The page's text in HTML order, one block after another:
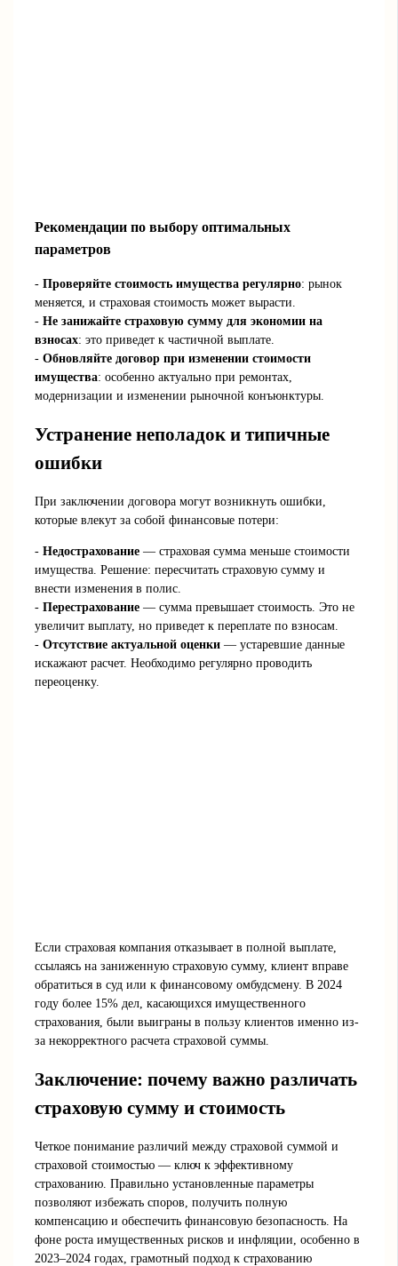
Рекомендации по выбору оптимальных
параметров
-Проверяйте стоимость имущества регулярно: рынок
меняется, и страховая стоимость может вырасти.
-Не занижайте страховую сумму для экономии на
взносах: это приведет к частичной выплате.
-Обновляйте договор при изменении стоимости
имущества: особенно актуально при ремонтах,
модернизации и изменении рыночной конъюнктуры.
Устранение неполадок и типичные
ошибки
При заключении договора могут возникнуть ошибки,
которые влекут за собой финансовые потери:
-Недострахование — страховая сумма меньше стоимости
имущества. Решение: пересчитать страховую сумму и
внести изменения в полис.
-Перестрахование — сумма превышает стоимость. Это не
увеличит выплату, но приведет к переплате по взносам.
-Отсутствие актуальной оценки — устаревшие данные
искажают расчет. Необходимо регулярно проводить
переоценку.
Если страховая компания отказывает в полной выплате,
ссылаясь на заниженную страховую сумму, клиент вправе
обратиться в суд или к финансовому омбудсмену. В 2024
году более 15% дел, касающихся имущественного
страхования, были выиграны в пользу клиентов именно из-
за некорректного расчета страховой суммы.
Заключение: почему важно различать
страховую сумму и стоимость
Четкое понимание различий между страховой суммой и
страховой стоимостью — ключ к эффективному
страхованию. Правильно установленные параметры
позволяют избежать споров, получить полную
компенсацию и обеспечить финансовую безопасность. На
фоне роста имущественных рисков и инфляции, особенно в
2023–2024 годах, грамотный подход к страхованию